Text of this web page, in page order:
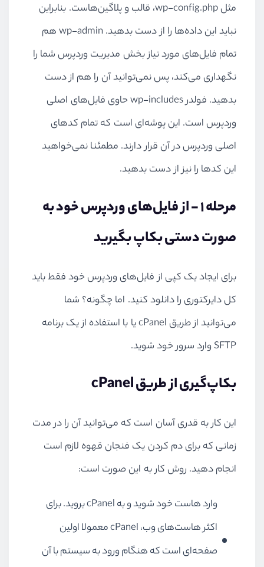
مثلwp-config.php، قالب و پلاگین‌هاست. بنابراین
نباید این داده‌ها را از دست بدهید. wp-adminهم
تمام فایل‌های مورد نیاز بخش مدیریت وردپرس شما را
نگهداری می‌کند، پس نمی‌توانید آن را هم از دست
بدهید. فولدرwp-includesحاوی فایل‌های اصلی
وردپرس است. این پوشه‌ای است که تمام کدهای
اصلی وردپرس در آن قرار دارند. مطمئنا نمی‌خواهید
این کدها را نیز از دست بدهید.
مرحله 1 - از فایل‌های وردپرس خود به
صورت دستی بکاپ بگیرید
برای ایجاد یک کپی از فایل‌های وردپرس خود فقط باید
کل دایرکتوری را دانلود کنید. اما چگونه؟ شما
می‌توانید از طریق cPanelیا با استفاده از یک برنامه
SFTPوارد سرور خود شوید.
بکاپ‌گیری از طریقcPanel
این کار به قدری آسان است که می‌توانید آن را در مدت
زمانی که برای دم کردن یک فنجان قهوه لازم است
انجام دهید. روش کار به این صورت است:
وارد هاست خود شوید و بهcPanelبروید. برای
اکثر هاست‌های وب،cPanelمعمولا اولین
صفحه‌ای است که هنگام ورود به سیستم با آن